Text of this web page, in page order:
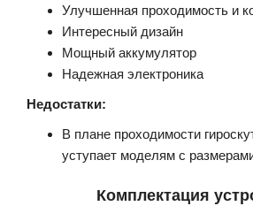
Улучшенная проходимость и
Интересный дизайн
Мощный аккумулятор
Надежная электроника
Недостатки:
В плане проходимости
уступает моделям с
Комплектация